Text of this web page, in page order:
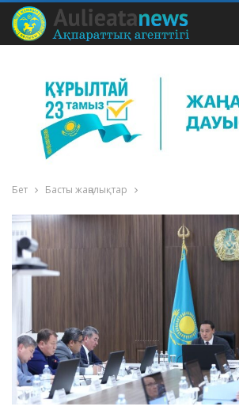
Бет Басты жаңалықтар